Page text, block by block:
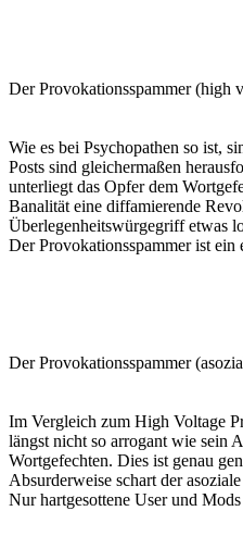
Der Provokationsspammer (high
Wie es bei Psychopathen so ist,
Posts sind gleichermaßen
unterliegt das Opfer dem
Banalität eine diffamierende
Überlegenheitswürgegriff etwas
Der Provokationsspammer ist
Der Provokationsspammer
Im Vergleich zum High Voltage
längst nicht so arrogant wie sein
Wortgefechten. Dies ist genau
Absurderweise schart der
Nur hartgesottene User und